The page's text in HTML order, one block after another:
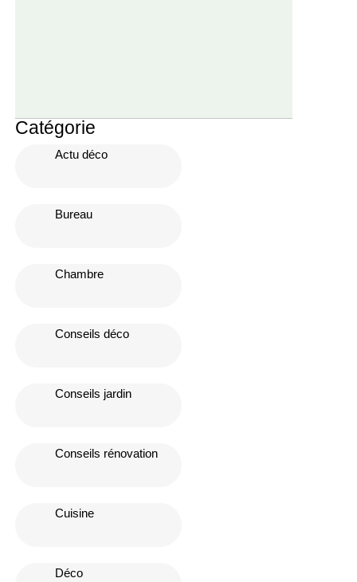
Catégorie
Actu déco
Bureau
Chambre
Conseils déco
Conseils jardin
Conseils rénovation
Cuisine
Déco